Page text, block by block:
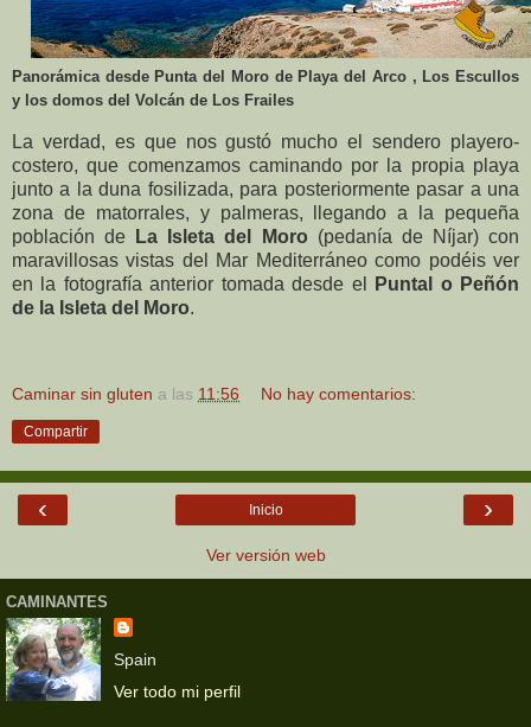
Panorámica desde Punta del Moro de Playa del Arco , Los Escullos
y los domos del Volcán de Los Frailes
La verdad, es que nos gustó mucho el sendero playero-
costero, que comenzamos caminando por la propia playa
junto a la duna fosilizada, para posteriormente pasar a una
zona de matorrales, y palmeras, llegando a la pequeña
población de La Isleta del Moro (pedanía de Níjar) con
maravillosas vistas del Mar Mediterráneo como podéis ver
en la fotografía anterior tomada desde el
Puntal o Peñón
de la Isleta del Moro.
Caminar sin gluten a las 11:56 No hay comentarios:
Compartir
‹ ›
Inicio
Ver versión web
CAMINANTES
Spain
Ver todo mi perfil